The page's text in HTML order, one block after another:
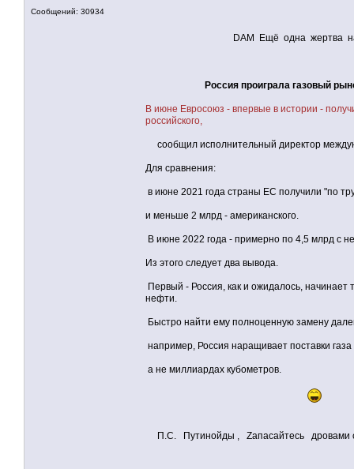
Сообщений: 30934
DAM Ещё одна жертва
Россия проиграла газовый
В июне Евросоюз - впервые в истории -
российского,
сообщил исполнительный директор
Для сравнения:
в июне 2021 года страны ЕС получили "по
и меньше 2 млрд - американского.
В июне 2022 года - примерно по 4,5 млрд с
Из этого следует два вывода.
Первый - Россия, как и ожидалось, начинает
нефти.
Быстро найти ему полноценную замену
например, Россия наращивает поставки
а не миллиардах кубометров.
П.С. Путинойды , Zапасайтесь дровами с